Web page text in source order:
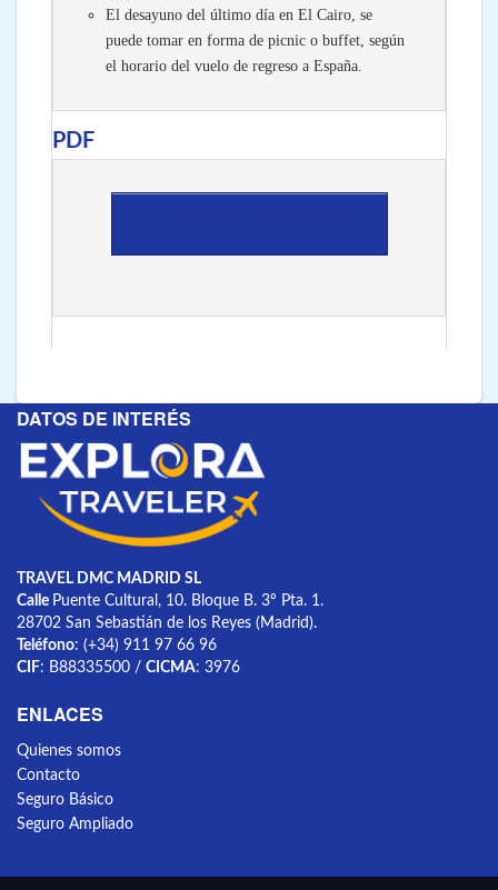
El desayuno del último día en El Cairo, se
puede tomar en forma de picnic o buffet, según
el horario del vuelo de regreso a España.
PDF
DATOS DE INTERÉS
TRAVEL DMC MADRID SL
Calle Puente Cultural, 10. Bloque B. 3º Pta. 1.
28702 San Sebastián de los Reyes (Madrid).
Teléfono: (+34) 911 97 66 96
CIF: B88335500 / CICMA: 3976
ENLACES
Quienes somos
Contacto
Seguro Básico
Seguro Ampliado